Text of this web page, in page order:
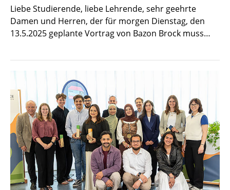
Liebe Studierende, liebe Lehrende, sehr geehrte
Damen und Herren, der für morgen Dienstag, den
13.5.2025 geplante Vortrag von Bazon Brock muss…